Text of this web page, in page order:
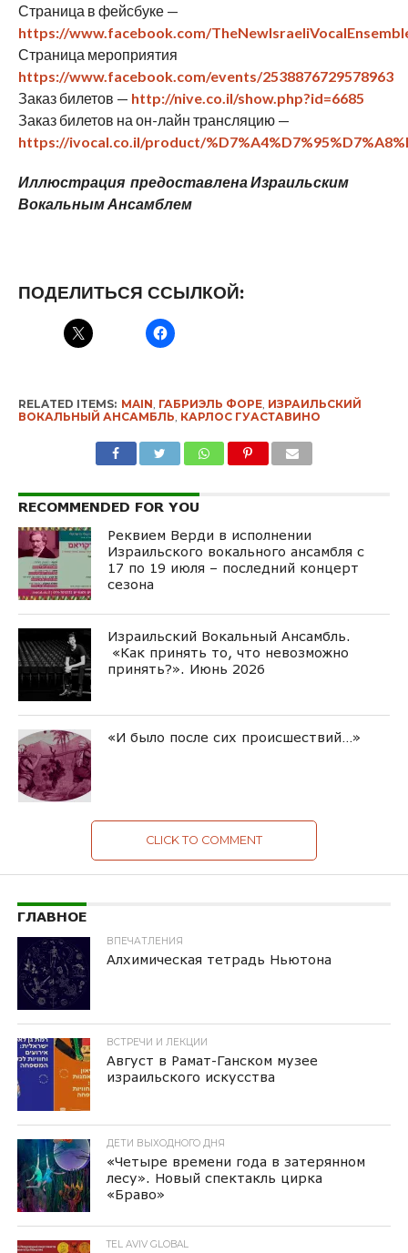
Страница в фейсбуке —
https://www.facebook.com/
Страница мероприятия
https://www.facebook.com/events/2538876729578963
Заказ билетов — http://nive.co.il/show.php?id=6685
Заказ билетов на он-лайн трансляцию —
https://ivocal.co.il/product/
Иллюстрация предоставлена Израильским
Вокальным Ансамблем
ПОДЕЛИТЬСЯ ССЫЛКОЙ:
RELATED ITEMS: MAIN ГАБРИЭЛЬ ФОРЕ, ИЗРАИЛЬСКИЙ
ВОКАЛЬНЫЙ АНСАМБЛЬ КАРЛОС ГУАСТАВИНО
RECOMMENDED FOR YOU
Реквием Верди в исполнении
Израильского вокального ансамбля с
17 по 19 июля – последний концерт
сезона
Израильский Вокальный Ансамбль.
«Как принять то, что невозможно
принять?». Июнь 2026
«И было после сих происшествий…»
CLICK TO COMMENT
ГЛАВНОЕ
ВПЕЧАТЛЕНИЯ
Алхимическая тетрадь Ньютона
ВСТРЕЧИ И ЛЕКЦИИ
Август в Рамат-Ганском музее
израильского искусства
ДЕТИ ВЫХОДНОГО ДНЯ
«Четыре времени года в затерянном
лесу». Новый спектакль цирка
«Браво»
TEL AVIV GLOBAL